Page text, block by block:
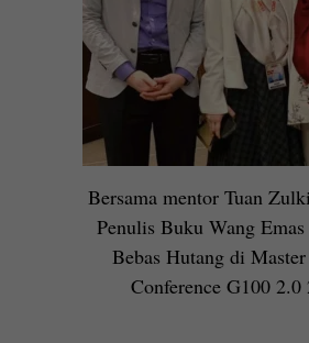
Bersama mentor Tuan
Penulis Buku Wang
Bebas Hutang di
Conference G100 2.0